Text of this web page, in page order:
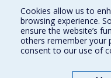
Find us
Site map
Accessibility
Cookies allow us to
browsing experience.
ensure the website’s
others remember your
consent to our use of